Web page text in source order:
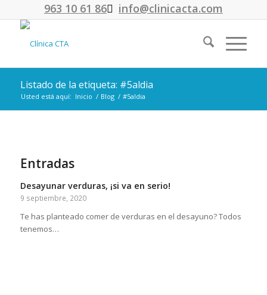
963 10 61 86 info@clinicacta.com
Listado de la etiqueta: #5aldia
Usted está aquí: Inicio / Blog / #5aldia
Entradas
Desayunar verduras, ¡si va en serio!
9 septiembre, 2020
Te has planteado comer de verduras en el desayuno? Todos
tenemos…